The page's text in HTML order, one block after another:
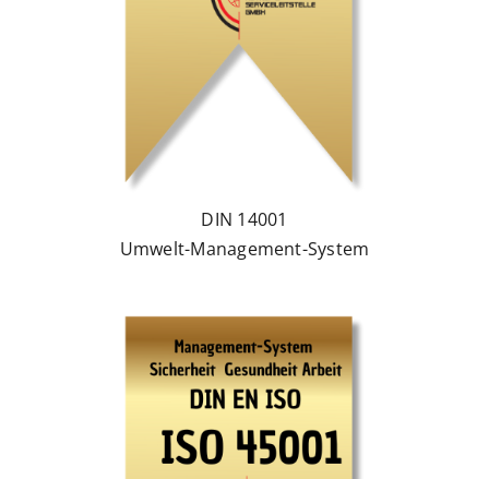
DIN 14001
Umwelt-Management-System